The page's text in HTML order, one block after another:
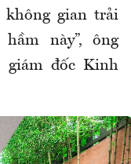
không gian trải
hầm này”, ông
giámđốc Kinh